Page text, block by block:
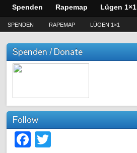
Spenden Rapemap Lügen 1×1
SPENDEN RAPEMAP LÜGEN 1×1
Spenden / Donate
Follow
Facebook